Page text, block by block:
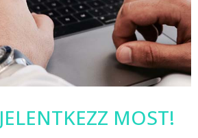
JELENTKEZZ MOST!